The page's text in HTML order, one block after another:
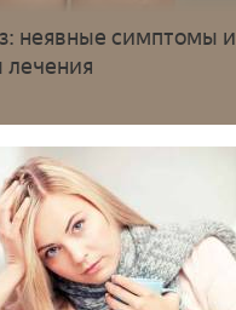
неявные симптомы и